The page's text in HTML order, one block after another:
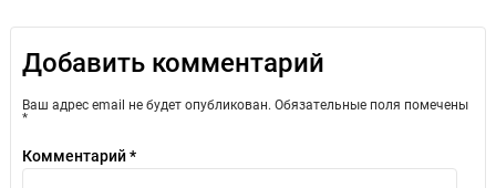
Добавить комментарий
Ваш адрес email не будет опубликован. Обязательные поля помечены
*
Комментарий*